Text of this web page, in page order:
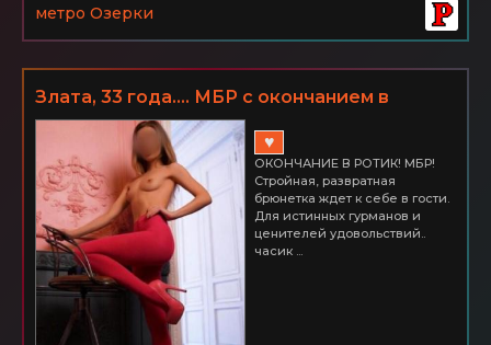
метро Озерки
Злата, 33 года.... МБР с окончанием в
ротик... ОЗЕРКИ
♥
ОКОНЧАНИЕ В РОТИК! МБР!
Стройная, развратная
брюнетка ждет к себе в гости.
Для истинных гурманов и
ценителей удовольствий..
часик ...